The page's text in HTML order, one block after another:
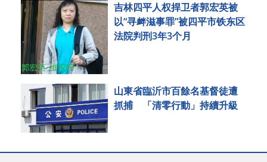
吉林四平人权捍卫者郭宏英被
以“寻衅滋事罪”被四平市铁东区
法院判刑3年3个月
山東省臨沂市百餘名基督徒遭
抓捕 「清零行動」持續升級